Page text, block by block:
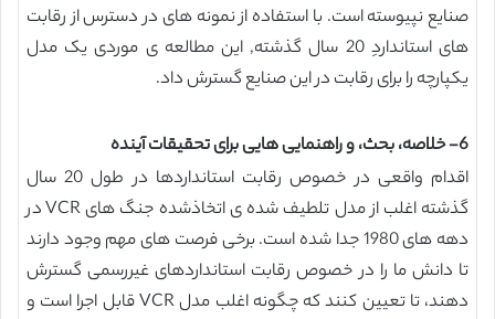
صنایع نپیوسته است. با استفاده از نمونه های در دسترس از رقابت
های استانداردِ 20 سال گذشته, این مطالعه ی موردی یک مدل
یکپارچه را برای رقابت در این صنایع گسترش داد.
6- خلاصه، بحث، و راهنمایی هایی برای تحقیقات آینده
اقدام واقعی در خصوص رقابت استانداردها در طول 20 سال
گذشته اغلب از مدل تلطیف شده ی اتخاذشده جنگ های VCR در
دهه های 1980 جدا شده است. برخی فرصت های مهم وجود دارند
تا دانش ما را در خصوص رقابت استانداردهای غیررسمی گسترش
دهند، تا تعیین کنند که چگونه اغلب مدل VCR قابل اجرا است و